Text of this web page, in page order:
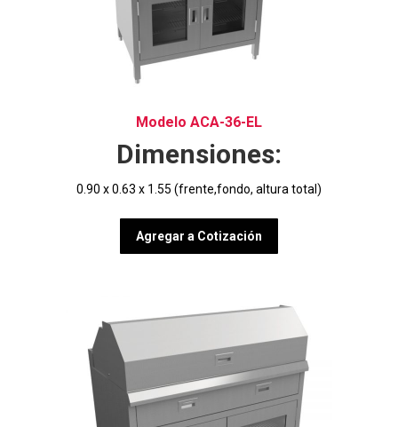
Modelo ACA-36-EL
Dimensiones:
0.90 x 0.63 x 1.55 (frente,fondo, altura total)
Agregar a Cotización